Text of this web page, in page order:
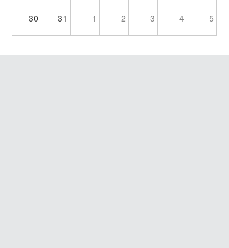
30 31 1 2 3 4 5